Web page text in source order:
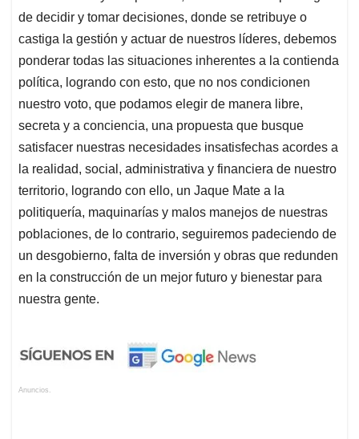
de decidir y tomar decisiones, donde se retribuye o
castiga la gestión y actuar de nuestros líderes, debemos
ponderar todas las situaciones inherentes a la contienda
política, logrando con esto, que no nos condicionen
nuestro voto, que podamos elegir de manera libre,
secreta y a conciencia, una propuesta que busque
satisfacer nuestras necesidades insatisfechas acordes a
la realidad, social, administrativa y financiera de nuestro
territorio, logrando con ello, un Jaque Mate a la
politiquería, maquinarías y malos manejos de nuestras
poblaciones, de lo contrario, seguiremos padeciendo de
un desgobierno, falta de inversión y obras que redunden
en la construcción de un mejor futuro y bienestar para
nuestra gente.
Anuncios.